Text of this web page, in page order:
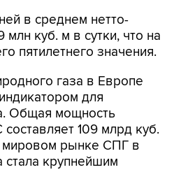
в среднем нетто-
млн куб. м в сутки, что на
пятилетнего значения.
газа в Европе
для
Общая мощность
109 млрд куб.
мировом рынке СПГ в
стала крупнейшим